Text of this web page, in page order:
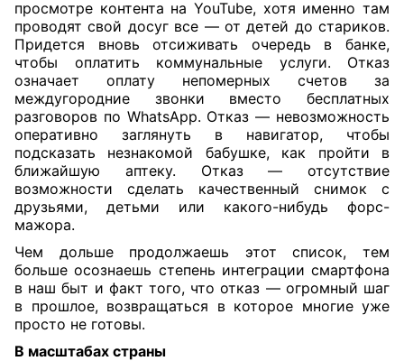
просмотре контента на YouTube, хотя именно там
проводят свой досуг все — от детей до стариков.
Придется вновь отсиживать очередь в банке,
чтобы оплатить коммунальные услуги. Отказ
означает оплату непомерных счетов за
междугородние звонки вместо бесплатных
разговоров по WhatsApp. Отказ — невозможность
оперативно заглянуть в навигатор, чтобы
подсказать незнакомой бабушке, как пройти в
ближайшую аптеку. Отказ — отсутствие
возможности сделать качественный снимок с
друзьями, детьми или какого-нибудь форс-
мажора.
Чем дольше продолжаешь этот список, тем
больше осознаешь степень интеграции смартфона
в наш быт и факт того, что отказ — огромный шаг
в прошлое, возвращаться в которое многие уже
просто не готовы.
В масштабах страны